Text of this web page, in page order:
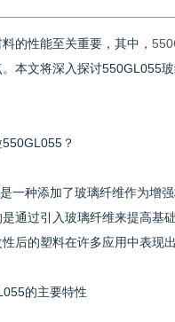
的性能至关重要，其中，
本文将深入探讨550GL055
？
一种添加了玻璃纤维作为增
通过引入玻璃纤维来提高基
后的塑料在许多应用中表现
的主要特性